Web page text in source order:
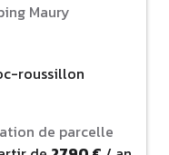
roussillon
de parcelle